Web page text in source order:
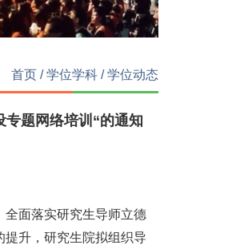
首页 /学位学科 /学位动态
题网络培训“的通知
面落实研究生导师立德
升，研究生院拟组织导